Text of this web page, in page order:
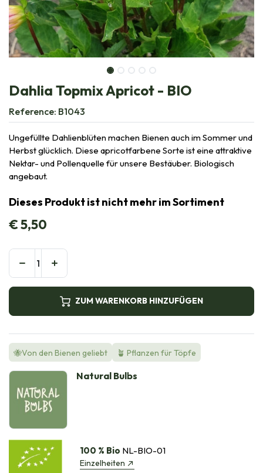
Dahlia Topmix Apricot - BIO
Reference: B1043
Ungefüllte Dahlienblüten machen Bienen auch im Sommer und
Herbst glücklich. Diese apricotfarbene Sorte ist eine attraktive
Nektar- und Pollenquelle für unsere Bestäuber. Biologisch
angebaut.
Dieses Produkt ist nicht mehr im Sortiment
€5,50
ZUM WARENKORB HINZUFÜGEN
🐝Von den Bienen geliebt 🪴 Pflanzen für Töpfe
Natural Bulbs
100 % Bio NL-BIO-01
Einzelheiten